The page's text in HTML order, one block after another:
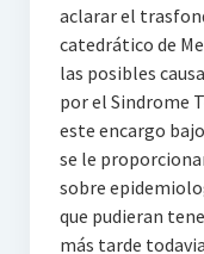
aclarar el
catedrático de
las posibles
por el Sindrome
este encargo
se le
sobre
que pudieran
más tarde